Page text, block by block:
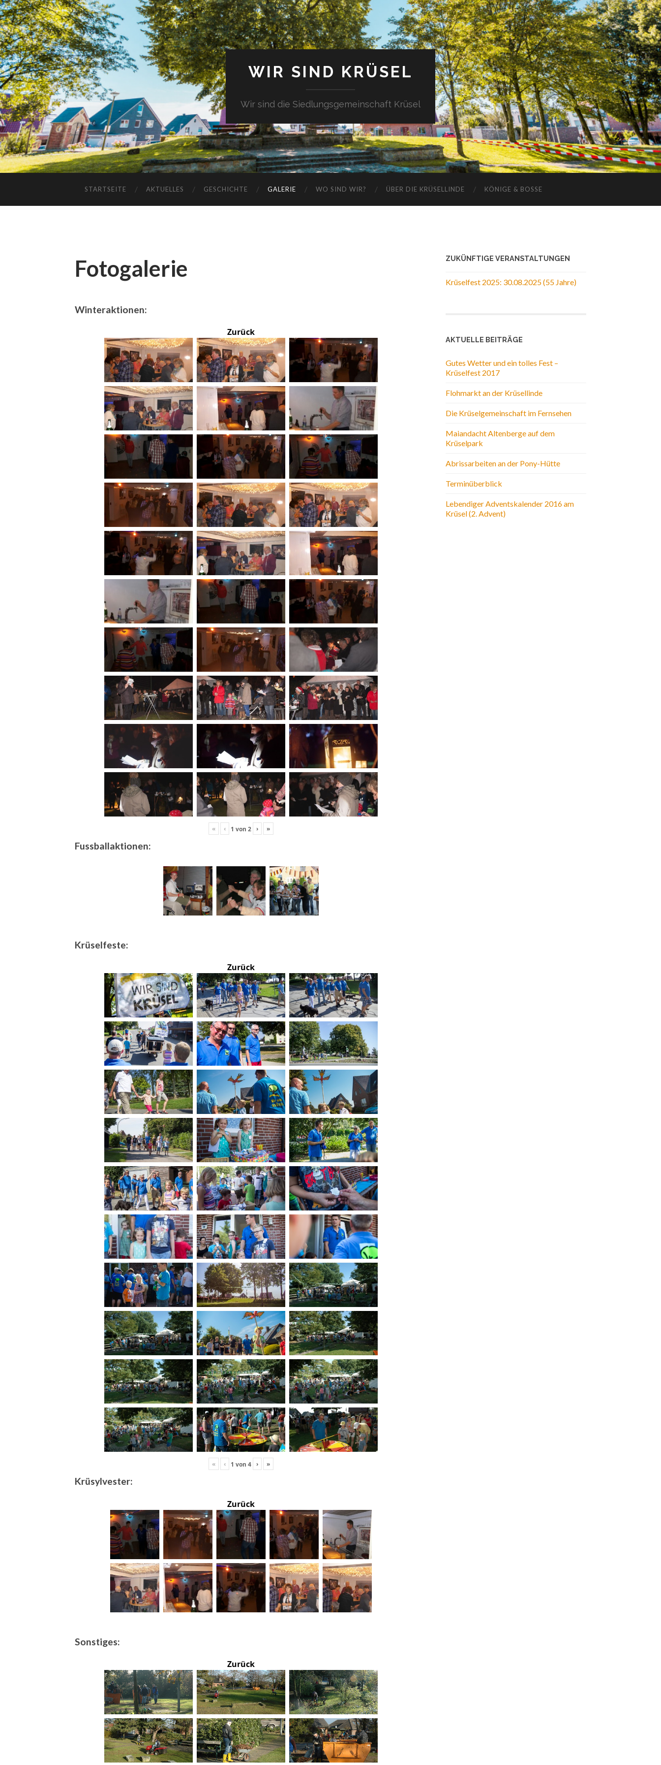
WIR SIND KRÜSEL
Wir sind die Siedlungsgemeinschaft Krüsel
STARTSEITE AKTUELLES GESCHICHTE GALERIE WO SIND WIR? ÜBER DIE KRÜSELLINDE KÖNIGE & BOSSE
Fotogalerie
Winteraktionen:
Zurück
« ‹ 1 von 2 › »
Fussballaktionen:
Krüselfeste:
Zurück
« ‹ 1 von 4 › »
Krüsylvester:
Zurück
Sonstiges:
Zurück
ZUKÜNFTIGE VERANSTALTUNGEN
Krüselfest 2025: 30.08.2025 (55 Jahre)
AKTUELLE BEITRÄGE
Gutes Wetter und ein tolles Fest –
Krüselfest 2017
Flohmarkt an der Krüsellinde
Die Krüselgemeinschaft im Fernsehen
Maiandacht Altenberge auf dem
Krüselpark
Abrissarbeiten an der Pony-Hütte
Terminüberblick
Lebendiger Adventskalender 2016 am
Krüsel (2. Advent)